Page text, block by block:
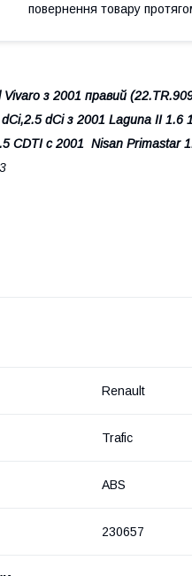
повернення товару
з 2001 правий
dCi з 2001 Laguna II 1.6
c 2001 Nisan Primastar 1.9
Renault
Trafic
ABS
230657